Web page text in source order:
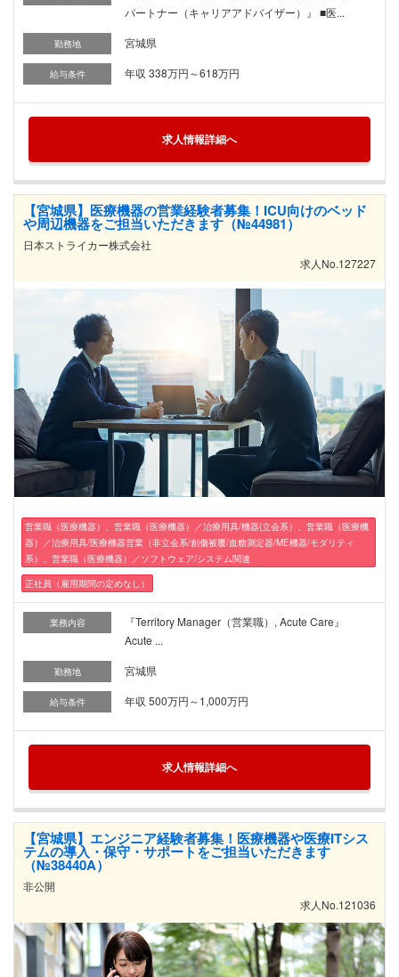
パートナー（キャリアアドバイザー）』 ■医...
勤務地 宮城県
給与条件 年収 338万円～618万円
求人情報詳細へ
【宮城県】医療機器の営業経験者募集！ICU向けのベッド
や周辺機器をご担当いただきます（№44981）
日本ストライカー株式会社
求人No.127227
営業職（医療機器）、営業職（医療機器）／治療用具/機器(立会系）、営業職（医療機
器）／治療用具/医療機器営業（非立会系/創傷被覆/血糖測定器/ME機器/モダリティ
系）、営業職（医療機器）／ソフトウェア/システム関連
正社員（雇用期間の定めなし）
業務内容
『Territory Manager（営業職）, Acute Care』
Acute ...
勤務地 宮城県
給与条件 年収 500万円～1,000万円
求人情報詳細へ
【宮城県】エンジニア経験者募集！医療機器や医療ITシス
テムの導入・保守・サポートをご担当いただきます
（№38440A）
非公開
求人No.121036